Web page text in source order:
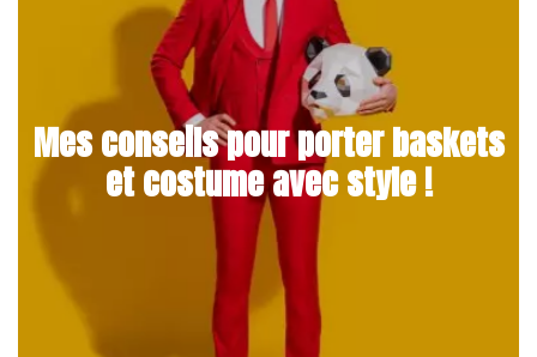
Mes conseils pour porter baskets
et costume avec style !